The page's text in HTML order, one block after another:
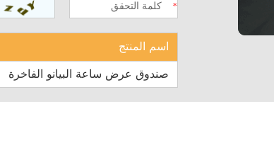
اسم المنتج
صندوق عرض ساعة البيانو الفاخرة